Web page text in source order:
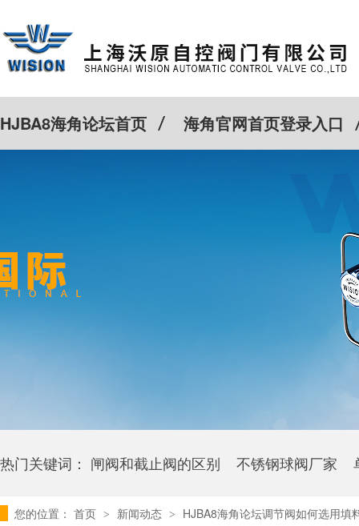
HJBA8海角论坛首页 海角官网首页登录入口
热门关键词： 闸阀和截止阀的区别 不锈钢球阀厂家
您的位置： 首页 > 新闻动态 > HJBA8海角论坛调节阀如何选用填